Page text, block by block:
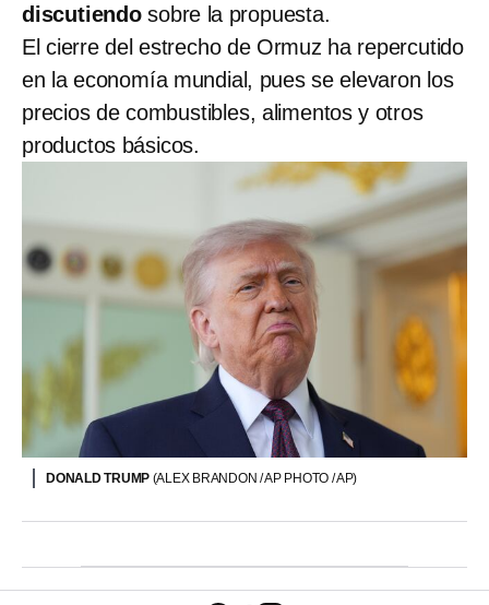
discutiendosobre la propuesta.
El cierre del estrecho de Ormuz ha repercutido
en la economía mundial, pues se elevaron los
precios de combustibles, alimentos y otros
productos básicos.
DONALD TRUMP (ALEX BRANDON / AP PHOTO / AP)